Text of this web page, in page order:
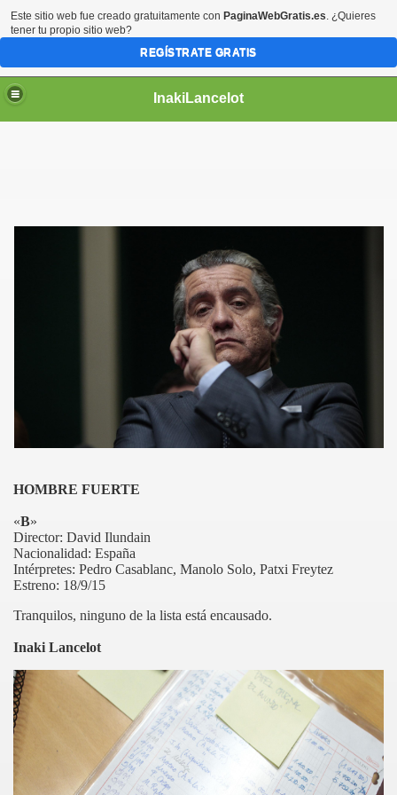
InakiLancelot
HOMBRE FUERTE
«B»
Director: David Ilundain
Nacionalidad: España
Intérpretes: Pedro Casablanc, Manolo Solo, Patxi Freytez
Estreno: 18/9/15
Tranquilos, ninguno de la lista está encausado.
Inaki Lancelot
Este sitio web fue creado gratuitamente con PaginaWebGratis.es. ¿Quieres
tener tu propio sitio web?
REGÍSTRATE GRATIS